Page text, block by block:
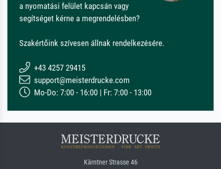
a nyomatási felület kapcsán vagy
segítséget kérne a megrendelésben?
Szakértőink szívesen állnak rendelkezésére.
+43 4257 29415
support@meisterdrucke.com
Mo-Do: 7:00 - 16:00 | Fr: 7:00 - 13:00
Kärntner Strasse 46